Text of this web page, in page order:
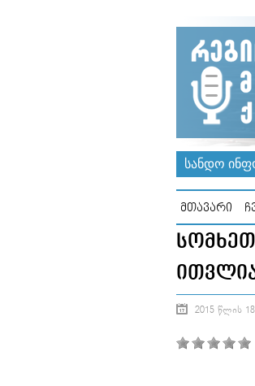
ᲡᲐᲜᲓᲝ
ᲛᲗᲐᲕᲐᲠᲘ
2015 ᲬᲚᲘᲡ